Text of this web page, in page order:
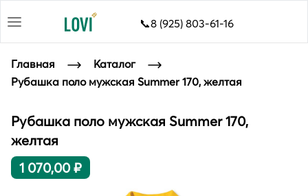
📞8 (925) 803-61-16
Главная
Каталог
Рубашка поло мужская Summer 170, желтая
Рубашка поло мужская Summer 170,
желтая
1 070,00 ₽